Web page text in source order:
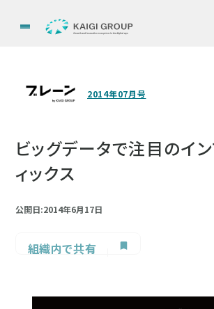
2014年07月号
ビッグデータで注目のイン
ィックス
公開日:2014年6月17日
組織内で共有